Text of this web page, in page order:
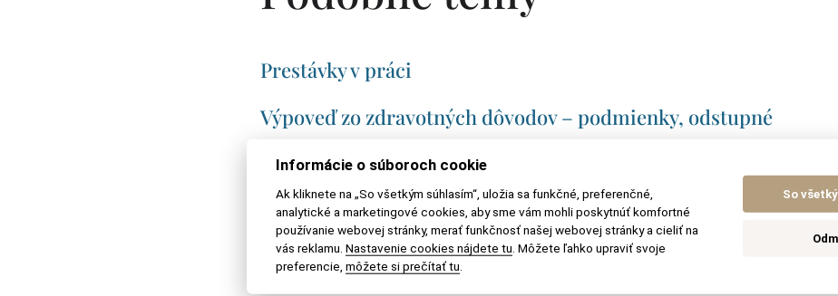
Prestávky v práci
Výpoveď zo zdravotných dôvodov – podmienky, odstupné
Absencia zamestnanca v práci
Delená pracovná zmena
Nárok na odchodné pri skončení pracovného pomeru
Informácie o súboroch cookie
Ak kliknete na „So všetkým súhlasím“, uložia sa funkčné, preferenčné,
analytické a marketingové cookies, aby sme vám mohli poskytnúť komfortné
používanie webovej stránky, merať funkčnosť našej webovej stránky a cieliť na
vás reklamu. Nastavenie cookies nájdete tu . Môžete ľahko upraviť svoje
preferencie, môžete si prečítať tu
So